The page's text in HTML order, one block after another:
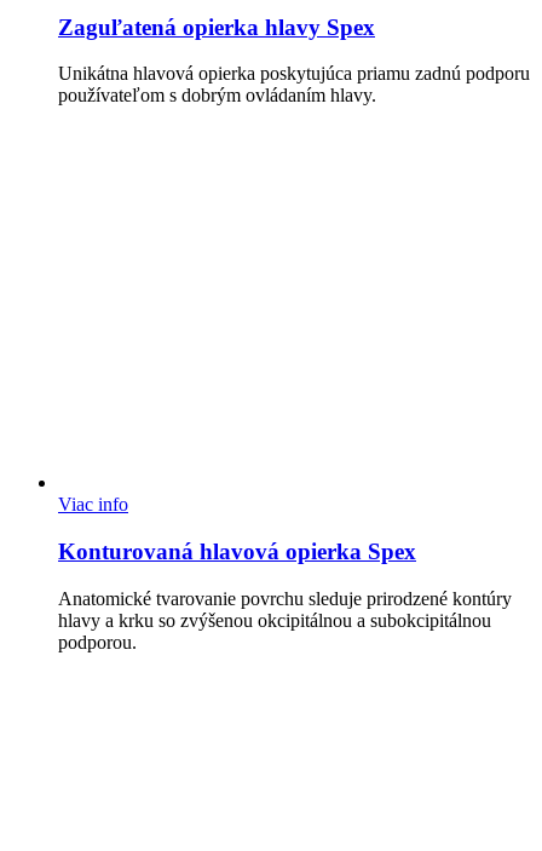
Zaguľatená opierka hlavy Spex
Unikátna hlavová opierka poskytujúca priamu zadnú podporu
používateľom s dobrým ovládaním hlavy.
Viac info
Konturovaná hlavová opierka Spex
Anatomické tvarovanie povrchu sleduje prirodzené kontúry
hlavy a krku so zvýšenou okcipitálnou a subokcipitálnou
podporou.